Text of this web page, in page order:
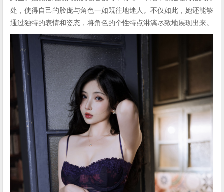
处，使得自己的脸庞与角色一如既往地迷人。不仅如此，她还能够
通过独特的表情和姿态，将角色的个性特点淋漓尽致地展现出来。